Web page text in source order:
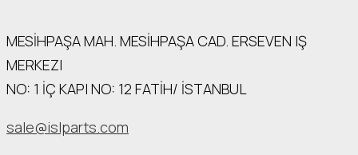
MESİHPAŞA МАН. MESİHPAŞA CAD. ERSEVEN IŞ
MERKEZI
NO: 1 İÇ КАРI NO: 12 FATİH/ İSTANBUL
sale@islparts.com